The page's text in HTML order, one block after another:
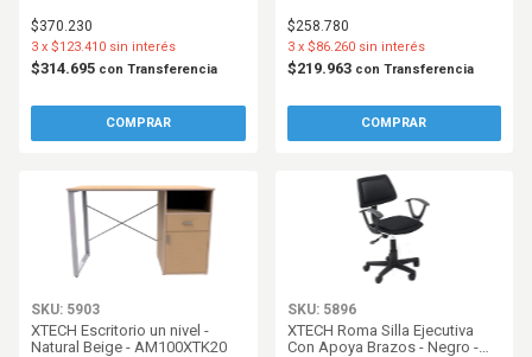
$370.230
$314.695 con Transferencia
3 x $123.410 sin interés
Original - XTF-MD200SM
$258.780
$219.963 con Transferencia
3 x $86.260 sin interés
SKU: 5903
XTECH Escritorio un nivel -
Natural Beige - AM100XTK20
SKU: 5896
XTECH Roma Silla Ejecutiva
Con Apoya Brazos - Negro -